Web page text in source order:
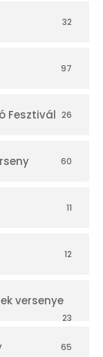
32
97
Fesztivál 26
60
11
12
versenye
23
65